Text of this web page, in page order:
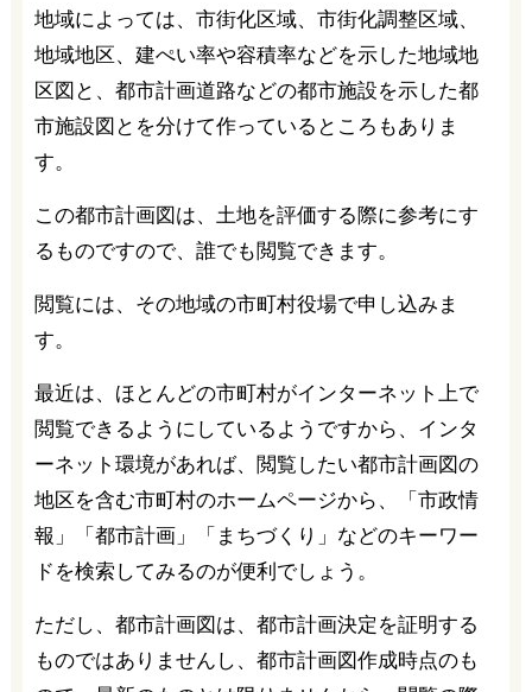
地域によっては、市街化区域、市街化調整区域、
地域地区、建ぺい率や容積率などを示した地域地
区図と、都市計画道路などの都市施設を示した都
市施設図とを分けて作っているところもありま
す。
この都市計画図は、土地を評価する際に参考にす
るものですので、誰でも閲覧できます。
閲覧には、その地域の市町村役場で申し込みま
す。
最近は、ほとんどの市町村がインターネット上で
閲覧できるようにしているようですから、インタ
ーネット環境があれば、閲覧したい都市計画図の
地区を含む市町村のホームページから、「市政情
報」「都市計画」「まちづくり」などのキーワー
ドを検索してみるのが便利でしょう。
ただし、都市計画図は、都市計画決定を証明する
ものではありませんし、都市計画図作成時点のも